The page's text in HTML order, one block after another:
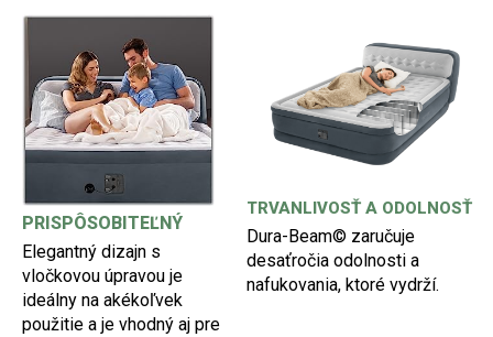
PRISPÔSOBITEĽNÝ
Elegantný dizajn s
vločkovou úpravou je
ideálny na akékoľvek
použitie a je vhodný aj pre
TRVANLIVOSŤ A ODOLNOSŤ
Dura-Beam© zaručuje
desaťročia odolnosti a
nafukovania, ktoré vydrží.